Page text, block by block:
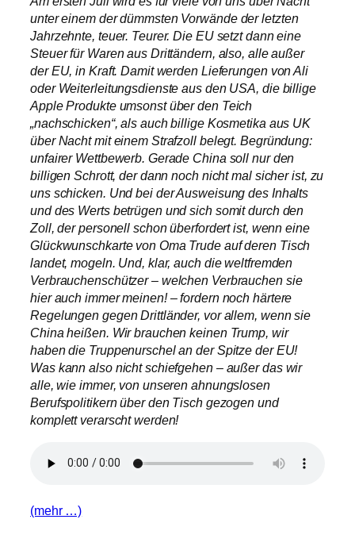
unter einem der dümmsten Vorwände der letzten
Jahrzehnte, teuer. Teurer. Die EU setzt dann eine
Steuer für Waren aus Drittändern, also, alle außer
der EU, in Kraft. Damit werden Lieferungen von Ali
oder Weiterleitungsdienste aus den USA, die billige
Apple Produkte umsonst über den Teich
„nachschicken“, als auch billige Kosmetika aus UK
über Nacht mit einem Strafzoll belegt. Begründung:
unfairer Wettbewerb. Gerade China soll nur den
billigen Schrott, der dann noch nicht mal sicher ist, zu
uns schicken. Und bei der Ausweisung des Inhalts
und des Werts betrügen und sich somit durch den
Zoll, der personell schon überfordert ist, wenn eine
Glückwunschkarte von Oma Trude auf deren Tisch
landet, mogeln. Und, klar, auch die weltfremden
Verbrauchenschützer – welchen Verbrauchen sie
hier auch immer meinen! – fordern noch härtere
Regelungen gegen Drittländer, vor allem, wenn sie
China heißen. Wir brauchen keinen Trump, wir
haben die Truppenurschel an der Spitze der EU!
Was kann also nicht schiefgehen – außer das wir
alle, wie immer, von unseren ahnungslosen
Berufspolitikern über den Tisch gezogen und
komplett verarscht werden!
(mehr …)